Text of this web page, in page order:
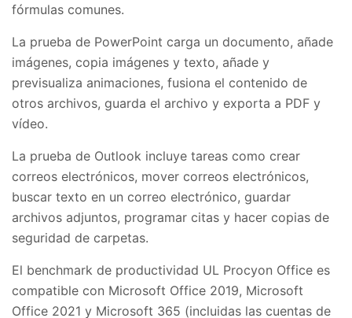
fórmulas comunes.
La prueba de PowerPoint carga un documento, añade
imágenes, copia imágenes y texto, añade y
previsualiza animaciones, fusiona el contenido de
otros archivos, guarda el archivo y exporta a PDF y
vídeo.
La prueba de Outlook incluye tareas como crear
correos electrónicos, mover correos electrónicos,
buscar texto en un correo electrónico, guardar
archivos adjuntos, programar citas y hacer copias de
seguridad de carpetas.
El benchmark de productividad UL Procyon Office es
compatible con Microsoft Office 2019, Microsoft
Office 2021 y Microsoft 365 (incluidas las cuentas de